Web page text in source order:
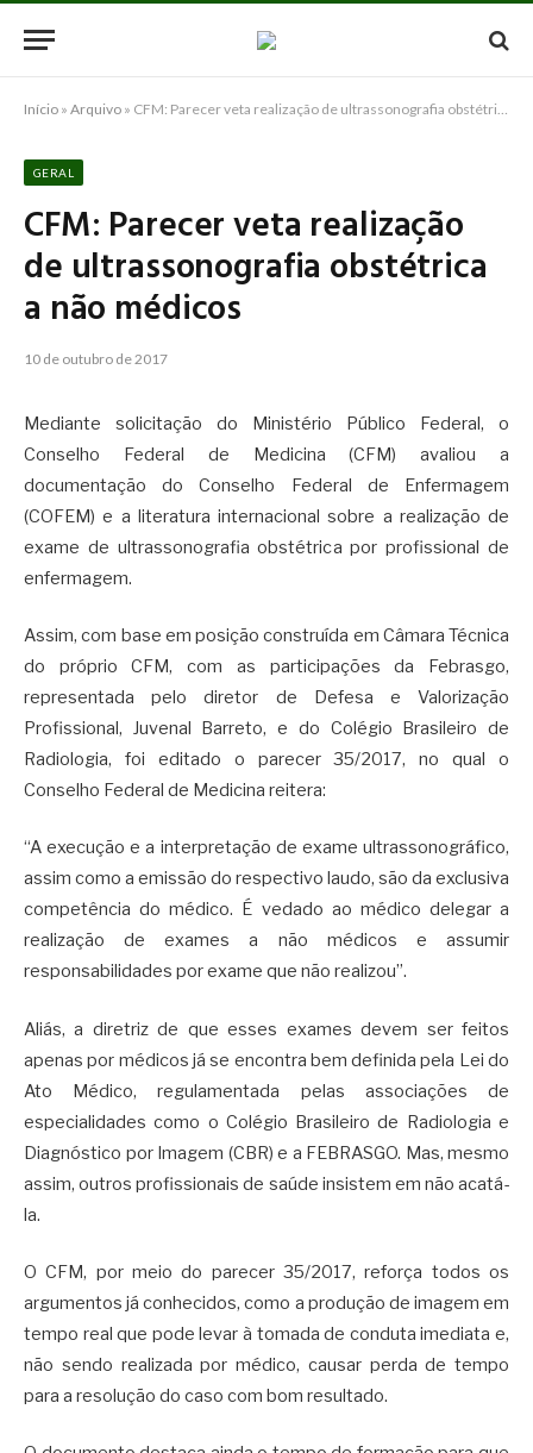
Início » Arquivo » CFM: Parecer veta realização de ultrassonografia obstétrica a não médicos
GERAL
CFM: Parecer veta realização
de ultrassonografia obstétrica
a não médicos
10 de outubro de 2017
Mediante solicitação do Ministério Público Federal, o
Conselho Federal de Medicina (CFM) avaliou a
documentação do Conselho Federal de Enfermagem
(COFEM) e a literatura internacional sobre a realização de
exame de ultrassonografia obstétrica por profissional de
enfermagem.
Assim, com base em posição construída em Câmara Técnica
do próprio CFM, com as participações da Febrasgo,
representada pelo diretor de Defesa e Valorização
Profissional, Juvenal Barreto, e do Colégio Brasileiro de
Radiologia, foi editado o parecer 35/2017, no qual o
Conselho Federal de Medicina reitera:
“A execução e a interpretação de exame ultrassonográfico,
assim como a emissão do respectivo laudo, são da exclusiva
competência do médico. É vedado ao médico delegar a
realização de exames a não médicos e assumir
responsabilidades por exame que não realizou”.
Aliás, a diretriz de que esses exames devem ser feitos
apenas por médicos já se encontra bem definida pela Lei do
Ato Médico, regulamentada pelas associações de
especialidades como o Colégio Brasileiro de Radiologia e
Diagnóstico por Imagem (CBR) e a FEBRASGO. Mas, mesmo
assim, outros profissionais de saúde insistem em não acatá-
la.
O CFM, por meio do parecer 35/2017, reforça todos os
argumentos já conhecidos, como a produção de imagem em
tempo real que pode levar à tomada de conduta imediata e,
não sendo realizada por médico, causar perda de tempo
para a resolução do caso com bom resultado.